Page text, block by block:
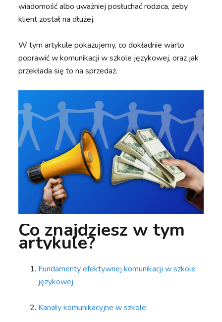
wiadomość albo uważniej posłuchać rodzica, żeby
klient został na dłużej.
W tym artykule pokazujemy, co dokładnie warto
poprawić w komunikacji w szkole językowej, oraz jak
przekłada się to na sprzedaż.
Co znajdziesz w tym
artykule?
Fundamenty efektywnej komunikacji w szkole
językowej
Kanały komunikacyjne w szkole